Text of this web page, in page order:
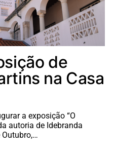
de
na Casa
a exposição “O
autoria de Idebranda